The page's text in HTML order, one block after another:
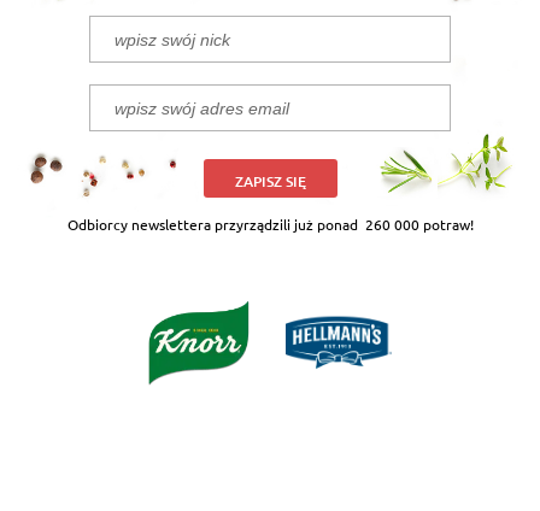
ZAPISZ SIĘ
Odbiorcy newslettera przyrządzili już ponad 260 000 potraw!